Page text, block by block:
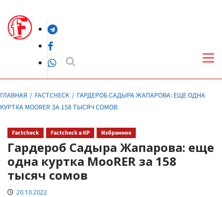
содержимомуTelegram
Facebook
WhatsApp
ГЛАВНАЯ FACTCHECK
ГАРДЕРОБ САДЫРА ЖАПАРОВА: ЕЩЕ ОДНА
КУРТКА MOORER ЗА 158 ТЫСЯЧ СОМОВ
Factcheck Factcheck в КР Избранное
Гардероб Садыра Жапарова: еще
одна куртка MooRER за 158
тысяч сомов
20.10.2022